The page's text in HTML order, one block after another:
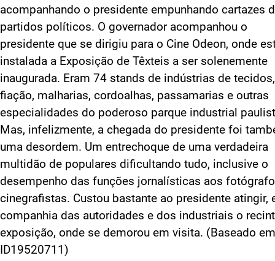
acompanhando o presidente empunhando cartazes
partidos políticos. O governador acompanhou o
presidente que se dirigiu para o Cine Odeon, onde
instalada a Exposição de Têxteis a ser solenemente
inaugurada. Eram 74 stands de indústrias de
fiação, malharias, cordoalhas, passamarias e outras
especialidades do poderoso parque industrial
Mas, infelizmente, a chegada do presidente foi
uma desordem. Um entrechoque de uma verdadeira
multidão de populares dificultando tudo, inclusive o
desempenho das funções jornalísticas aos
cinegrafistas. Custou bastante ao presidente atingir,
companhia das autoridades e dos industriais o
exposição, onde se demorou em visita. (Baseado em
ID19520711)